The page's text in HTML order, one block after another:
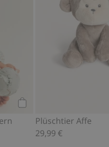
Plüschtier Affe
29,99 €